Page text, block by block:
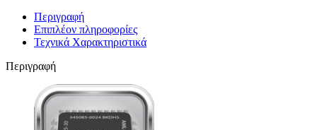
Περιγραφή
Επιπλέον πληροφορίες
Τεχνικά Χαρακτηριστικά
Περιγραφή